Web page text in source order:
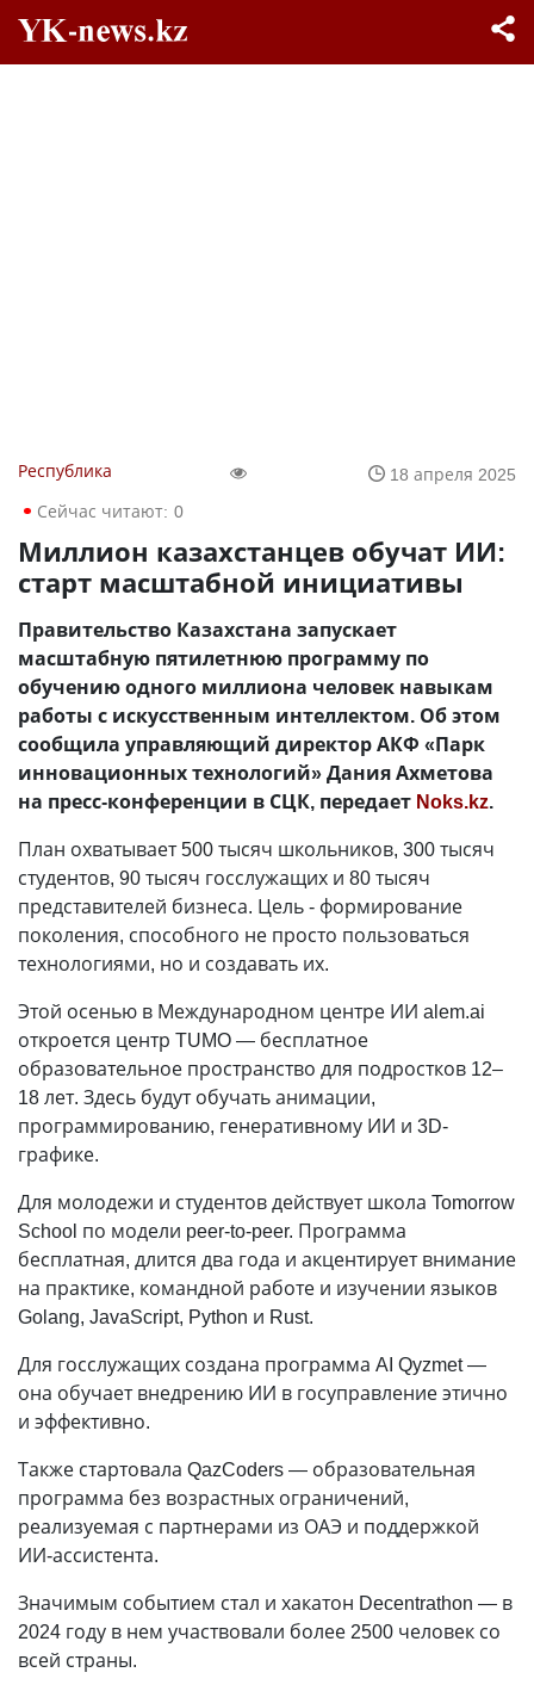
Республика
18 апреля 2025
Сейчас читают: 0
Миллион казахстанцев обучат ИИ:
старт масштабной инициативы
Правительство Казахстана запускает
масштабную пятилетнюю программу по
обучению одного миллиона человек навыкам
работы с искусственным интеллектом. Об этом
сообщила управляющий директор АКФ «Парк
инновационных технологий» Дания Ахметова
на пресс-конференции в СЦК, передает Noks.kz.
План охватывает 500 тысяч школьников, 300 тысяч
студентов, 90 тысяч госслужащих и 80 тысяч
представителей бизнеса. Цель - формирование
поколения, способного не просто пользоваться
технологиями, но и создавать их.
Этой осенью в Международном центре ИИ alem.ai
откроется центр TUMO — бесплатное
образовательное пространство для подростков 12–
18 лет. Здесь будут обучать анимации,
программированию, генеративному ИИ и 3D-
графике.
Для молодежи и студентов действует школа Tomorrow
School по модели peer-to-peer. Программа
бесплатная, длится два года и акцентирует внимание
на практике, командной работе и изучении языков
Golang, JavaScript, Python и Rust.
Для госслужащих создана программа AI Qyzmet —
она обучает внедрению ИИ в госуправление этично
и эффективно.
Также стартовала QazCoders — образовательная
программа без возрастных ограничений,
реализуемая с партнерами из ОАЭ и поддержкой
ИИ-ассистента.
Значимым событием стал и хакатон Decentrathon — в
2024 году в нем участвовали более 2500 человек со
всей страны.